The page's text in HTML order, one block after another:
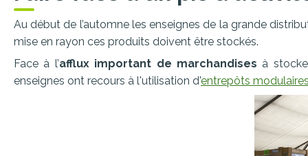
Au début de l’automne les enseignes de la grande
mise en rayon ces produits doivent être stockés.
Face à l’afflux important de marchandises à
enseignes ont recours à l'utilisation d'entrepôts